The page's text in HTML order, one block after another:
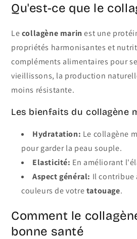
Qu'est-ce que le
Lecollagène marin est une
propriétés harmonisantes et
compléments alimentaires pour
vieillissons, la production
moins résistante.
Les bienfaits du collagène
Hydratation: Le collagène
pour garder la peau souple.
Elasticité: En améliorant
Aspect général: Il contribue
couleurs de votretatouage.
Comment le
bonne santé